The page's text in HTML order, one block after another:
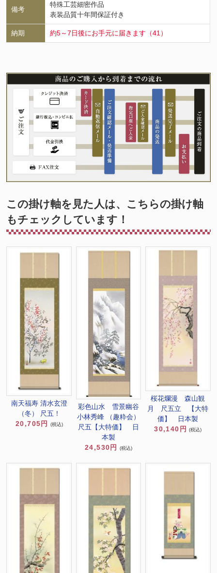
備考
特殊工芸細密作品
表装品質十年間保証付き
納期 約5～7日後にお手元に届きます（41）
この掛け軸を見た人は、こちらの掛け軸
もチェックしています！
南天福寿 清水玄澄
（冬） 尺五！
20,705円
(税込)
彩色山水 雪景幽谷
小林秀峰 （趣粋会）
尺五【大特価】 日
本製
24,530円
(税込)
桜花爛漫 森山観
月 尺五立 【大特
価】 日本製
30,140円 (税込)